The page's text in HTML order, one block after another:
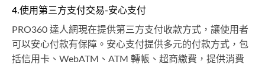
4.使用第三方支付交易-安心支付
PRO360 達人網現在提供第三方支付收款方式，讓使用者
可以安心付款有保障。安心支付提供多元的付款方式，包
括信用卡、WebATM、ATM 轉帳、超商繳費，提供消費